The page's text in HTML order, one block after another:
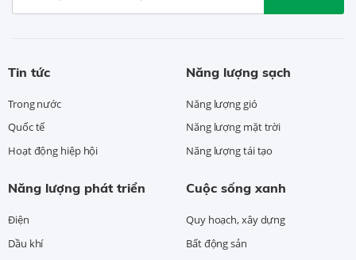
Tin tức
Trong nước
Quốc tế
Hoạt động hiệp hội
Năng lượng sạch
Năng lượng gió
Năng lượng mặt trời
Năng lượng tái tạo
Năng lượng phát triển
Điện
Dầu khí
Cuộc sống xanh
Quy hoạch, xây dựng
Bất động sản